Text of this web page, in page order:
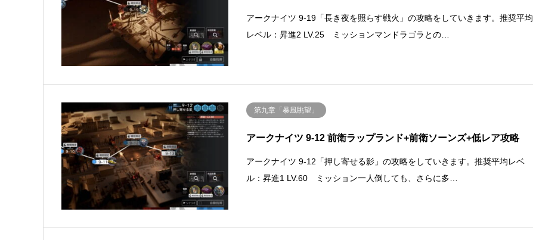
アークナイツ 9-19「長き夜を照らす戦火」の攻略をしていきます。推奨平均
レベル：昇進2 LV.25 ミッションマンドラゴラとの…
第九章「暴風眺望」
アークナイツ 9-12 前衛ラップランド+前衛ソーンズ+低レア攻略
アークナイツ 9-12「押し寄せる影」の攻略をしていきます。推奨平均レベ
ル：昇進1 LV.60 ミッション一人倒しても、さらに多…